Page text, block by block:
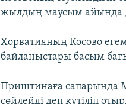
жылдың маусым айында
Хорватияның Косово
байланыстары басым
Приштинаға сапарында
сөйлейді деп күтіліп